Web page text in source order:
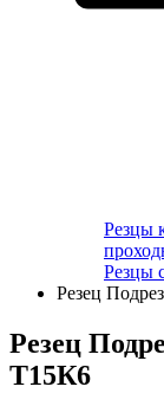
Резцы
Резцы
Резец
Резец
Т15К6